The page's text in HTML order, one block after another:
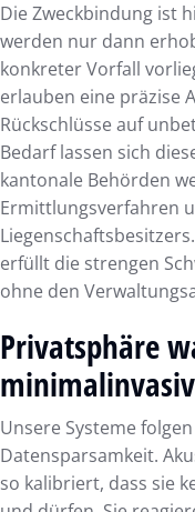
Die Zweckbindung ist
werden nur dann
konkreter Vorfall
erlauben eine präzise
Rückschlüsse auf
Bedarf lassen sich
kantonale Behörden
Ermittlungsverfahren
erfüllt die strengen
ohne den
Privatsphäre
Unsere Systeme
Datensparsamkeit.
so kalibriert, dass sie